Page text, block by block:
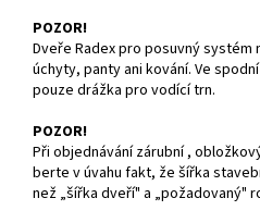
POZOR!
Dveře Radex pro posuvný systém
úchyty, panty ani kování. Ve
pouze drážka pro vodící trn.
POZOR!
Při objednávání zárubní ,
berte v úvahu fakt, že šířka
než „šířka dveří" a „požadovaný"